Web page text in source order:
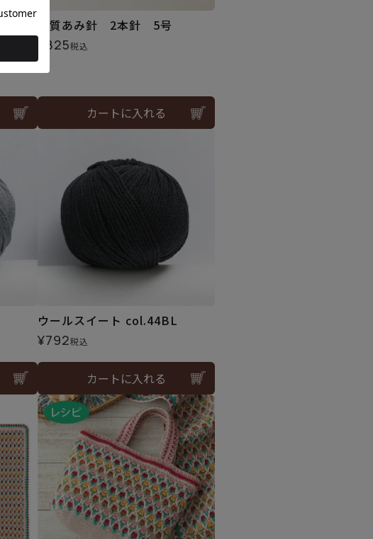
硬質あみ針 2本針 5号
825税込
カートに入れる
ウールスイート col.44BL
¥792税込
カートに入れる